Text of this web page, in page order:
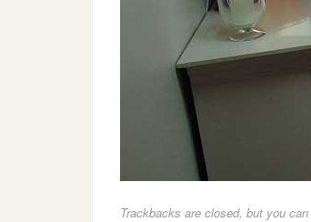
Trackbacks are closed, but you can